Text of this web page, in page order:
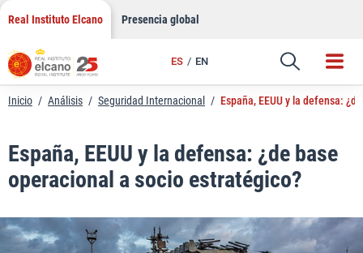
Saltar
contenido
Real Instituto Elcano Presencia global
ES EN
Enlace
Inicio / Análisis / Seguridad Internacional / España, EEUU y la defensa:
España, EEUU y la defensa: ¿de base
operacional a socio estratégico?